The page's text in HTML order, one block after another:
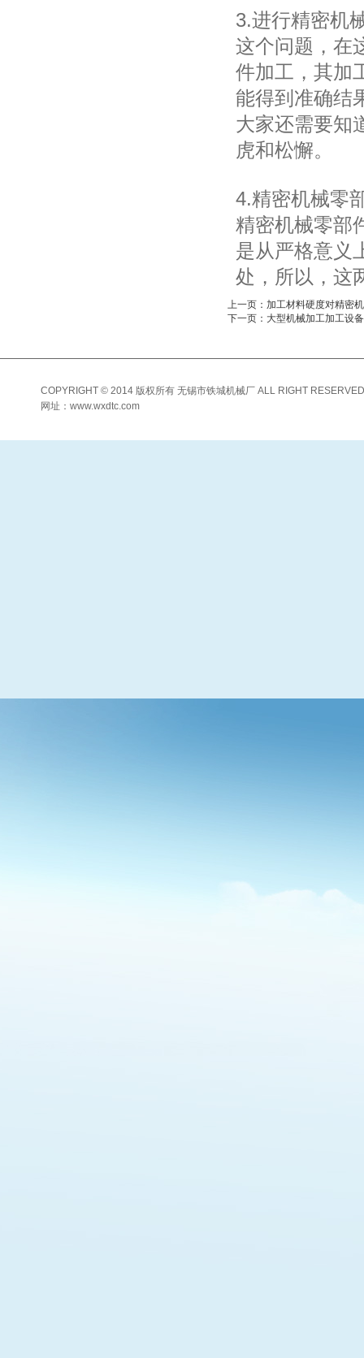
3.进行精密机
这个问题，在
件加工，其加
能得到准确结
大家还需要知
虎和松懈。
4.精密机械零
精密机械零部
是从严格意义
处，所以，这
上一页：加工材料硬度对精密
下一页：大型机械加工加工设
COPYRIGHT © 2014 版权所有 无锡市铁城机械厂 ALL RIGHT
网址：www.wxdtc.com